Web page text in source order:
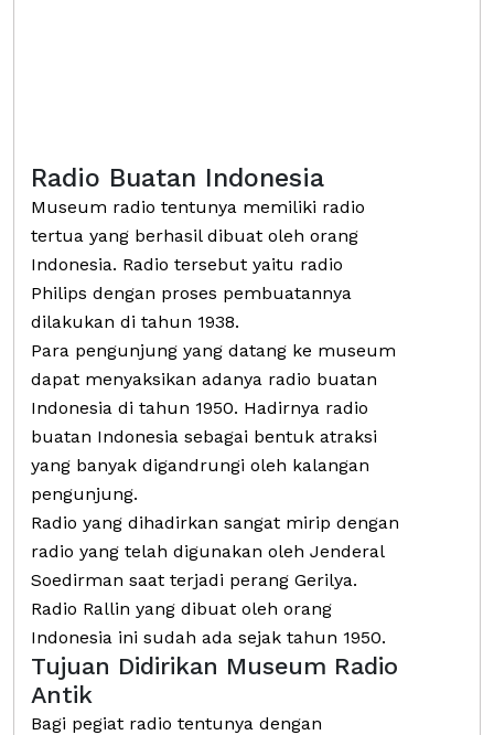
Radio Buatan Indonesia
Museum radio tentunya memiliki radio
tertua yang berhasil dibuat oleh orang
Indonesia. Radio tersebut yaitu radio
Philips dengan proses pembuatannya
dilakukan di tahun 1938.
Para pengunjung yang datang ke museum
dapat menyaksikan adanya radio buatan
Indonesia di tahun 1950. Hadirnya radio
buatan Indonesia sebagai bentuk atraksi
yang banyak digandrungi oleh kalangan
pengunjung.
Radio yang dihadirkan sangat mirip dengan
radio yang telah digunakan oleh Jenderal
Soedirman saat terjadi perang Gerilya.
Radio Rallin yang dibuat oleh orang
Indonesia ini sudah ada sejak tahun 1950.
Tujuan Didirikan Museum Radio
Antik
Bagi pegiat radio tentunya dengan